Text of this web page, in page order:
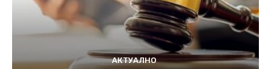
АКТУАЛНО